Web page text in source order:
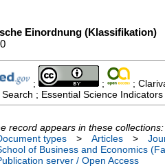
Einordnung (Klassifikation)
; ;
;
; Essential Science
record appears in these collections:
types
> Articles >
of Business and Economics
server / Open Access